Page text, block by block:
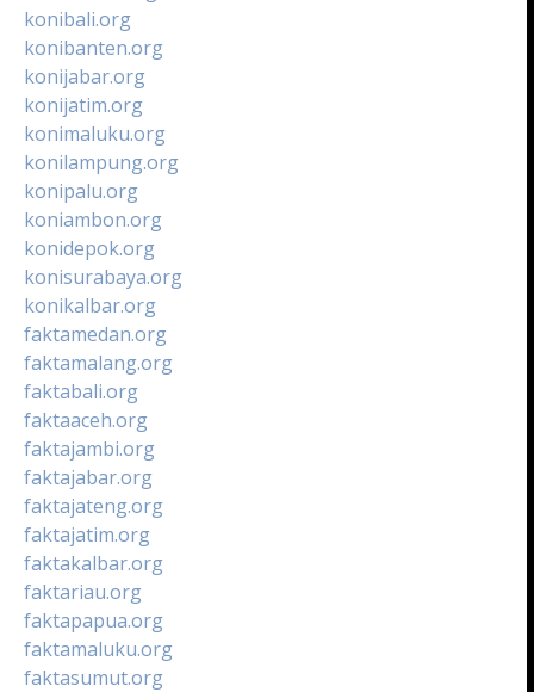
konibali.org
konibanten.org
konijabar.org
konijatim.org
konimaluku.org
konilampung.org
konipalu.org
koniambon.org
konidepok.org
konisurabaya.org
konikalbar.org
faktamedan.org
faktamalang.org
faktabali.org
faktaaceh.org
faktajambi.org
faktajabar.org
faktajateng.org
faktajatim.org
faktakalbar.org
faktariau.org
faktapapua.org
faktamaluku.org
faktasumut.org